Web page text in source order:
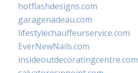
hotflashdesigns.com
garagenadeau.com
lifestylechauffeurservice.com
EverNewNails.com
insideoutdecoratingcentre.com